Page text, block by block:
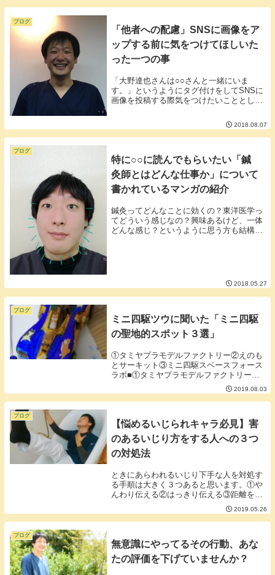
ブログ
「他者への配慮」SNSに画像をア
ップする前に気をつけてほしいた
った一つの事
「大野達也さんは○○さんと一緒にいま
す。」というようにタグ付けをしてSNSに
画像を投稿する際気をつけたいこととして
か」ということがあります。SNSを見てて
よく思うのが投稿主はすごく綺麗に映って
いるけどタ...
2018.08.07
ブログ
特に○○に読んでもらいたい「鍼
灸師とはどんな仕事か」について
書かれているマンガの紹介
鍼灸ってどんなことに効くの？東洋医学っ
てどういう感じなの？興味あるけど、一体
どんな感じ？というように思う方も結構い
2018.05.27
ブログ
ミニ四駆ツウに聞いた「ミニ四駆
の聖地的スポット３選」
①タミヤプラモデルファクトリー②えのも
とサーキット③ミニ四駆スペースフォース
ラボ■①タミヤプラモデルファクトリー新
橋と横浜トレッサにあるタミヤの心臓部と
もいえるオフィシャルショップ。レースイ
ベントのほかに模型作りワークショップな
2019.08.03
ブログ
【悩めるいじられキャラ必見】害
のあるいじり方をする人への３つ
の対処法
ときにあらわれるいじり下手な人を対処す
る手順は大きく３つあると思います。①や
んわり伝える②はっきり伝える③距離を置
く、無視する、縁を切るやんわりとそのい
じり方が嫌なことを伝えればわかってくれ
る人もいます。しかし、やんわりでは気付
2019.05.26
ブログ
無意識にやってるその行動、あな
たの評価を下げていませんか？